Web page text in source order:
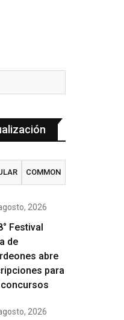
COMMON
2026
Festival
de
abre
para
2026